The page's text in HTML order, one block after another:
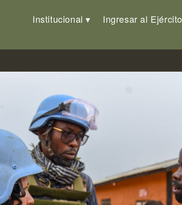
Institucional Ingresar al Ejército